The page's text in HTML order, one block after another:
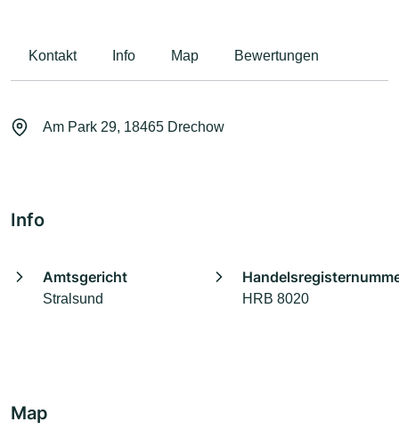
Kontakt Info Map Bewertungen
Am Park 29, 18465 Drechow
Info
Amtsgericht
Stralsund HRB 8020
Map